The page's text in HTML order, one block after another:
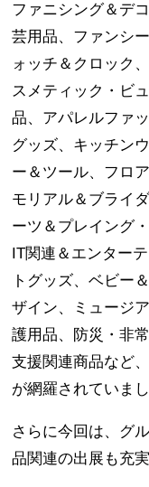
ファニシング＆デ
芸用品、ファンシ
ォッチ＆クロック
スメティック・ビ
品、アパレルファ
グッズ、キッチン
ー＆ツール、フロ
モリアル＆ブライ
ーツ＆プレイング
IT関連＆エンター
トグッズ、ベビー
ザイン、ミュージ
護用品、防災・非
支援関連商品など
が網羅されていまし
さらに今回は、グ
品関連の出展も充